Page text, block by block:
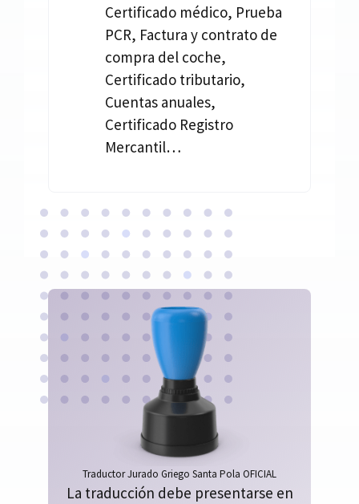
Certificado médico, Prueba
PCR, Factura y contrato de
compra del coche,
Certificado tributario,
Cuentas anuales,
Certificado Registro
Mercantil…
Traductor Jurado Griego Santa Pola OFICIAL
La traducción debe presentarse en